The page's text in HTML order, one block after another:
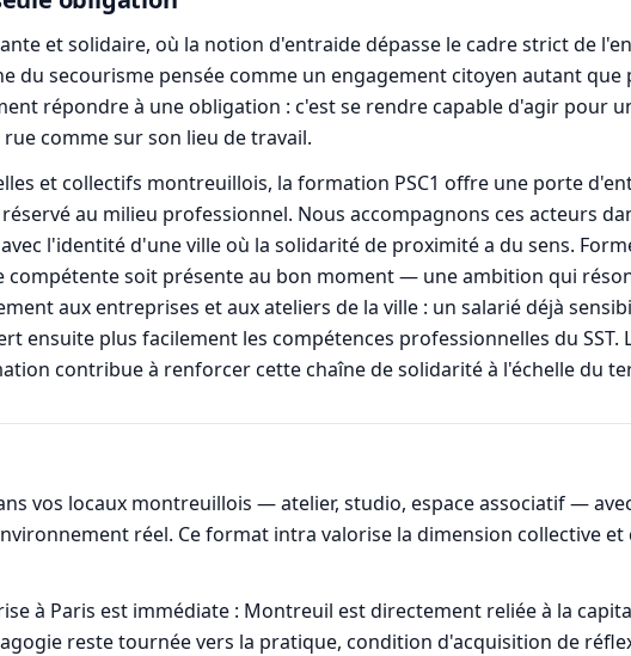
et solidaire, où la notion d'entraide dépasse le cadre strict de
du secourisme pensée comme un engagement citoyen autant que
répondre à une obligation : c'est se rendre capable d'agir pour
comme sur son lieu de travail.
et collectifs montreuillois, la formation PSC1 offre une porte
au milieu professionnel. Nous accompagnons ces acteurs
l'identité d'une ville où la solidarité de proximité a du sens.
compétente soit présente au bon moment — une ambition qui
aux entreprises et aux ateliers de la ville : un salarié déjà
ensuite plus facilement les compétences professionnelles du SST.
contribue à renforcer cette chaîne de solidarité à l'échelle du
vos locaux montreuillois — atelier, studio, espace associatif —
réel. Ce format intra valorise la dimension collective et
à Paris est immédiate : Montreuil est directement reliée à la
reste tournée vers la pratique, condition d'acquisition de